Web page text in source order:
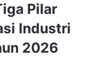
Pilar
Industri
2026